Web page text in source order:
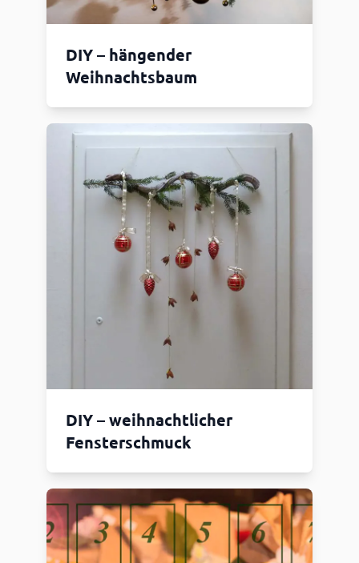
DIY – hängender
Weihnachtsbaum
DIY – weihnachtlicher
Fensterschmuck